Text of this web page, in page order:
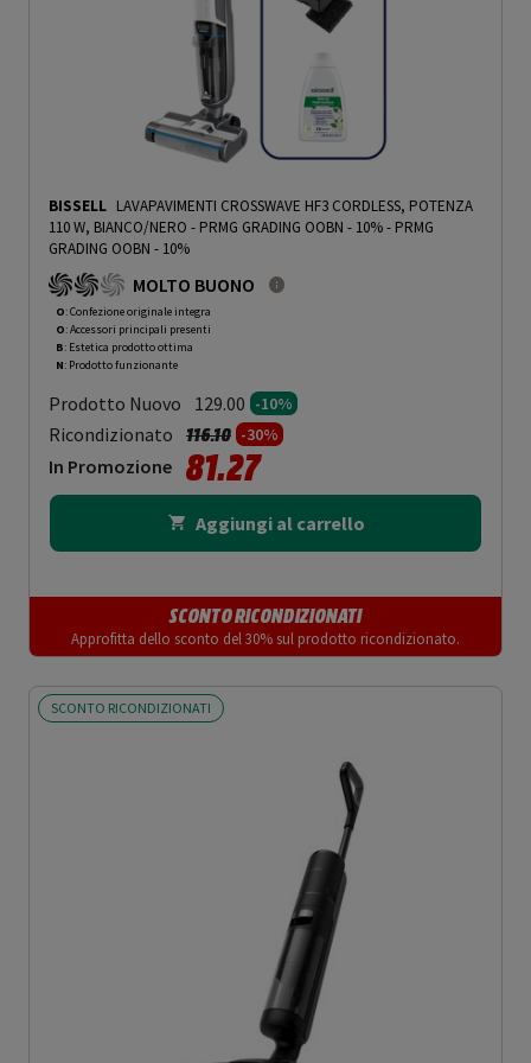
BISSELL LAVAPAVIMENTI CROSSWAVE HF3 CORDLESS, POTENZA
110 W, BIANCO/NERO - PRMG GRADING OOBN - 10%- PRMG
GRADING OOBN - 10%
MOLTO BUONO
O: Confezione originale integra
O: Accessori principali presenti
B: Estetica prodotto ottima
N: Prodotto funzionante
Prodotto Nuovo 129.00 -10%
Ricondizionato Prezzo ridotto da
116.10a-30%
In Promozione 81.27
Aggiungi al carrello
SCONTO RICONDIZIONATI
Approfitta dello sconto del 30% sul prodotto ricondizionato.
SCONTO RICONDIZIONATI